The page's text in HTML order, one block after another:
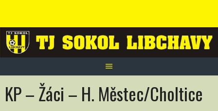
content
KP – Žáci – H. Městec/Choltice